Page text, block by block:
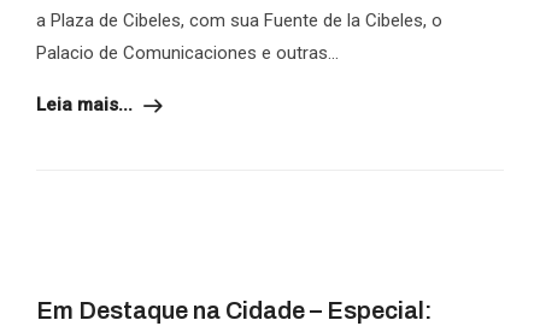
a Plaza de Cibeles, com sua Fuente de la Cibeles, o
Palacio de Comunicaciones e outras...
Leia mais...
Em Destaque na Cidade – Especial: